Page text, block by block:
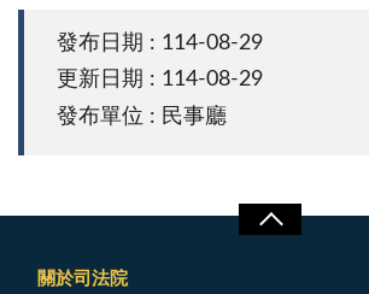
發布日期 : 114-08-29
更新日期 : 114-08-29
發布單位 : 民事廳
關於司法院